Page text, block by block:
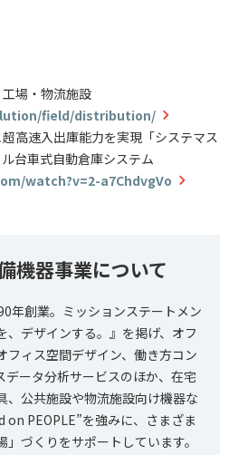
場・物流施設
field/distribution/
高速入出庫能力を実現「システマス
台車式自動倉庫システム
watch?v=2-a7ChdvgVo
機器事業について
年創業。ミッションステートメン
、デザインする。』を掲げ、オフ
フィス空間デザイン、働き方コン
データ分析サービスのほか、在宅
、公共施設や物流施設向け機器な
PEOPLE”を強みに、さまざま
づくりをサポートしています。